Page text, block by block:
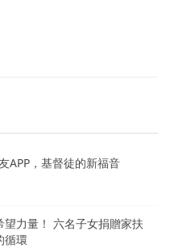
APP，基督徒的新福音
力量！ 六名子女捐贈家扶
循環